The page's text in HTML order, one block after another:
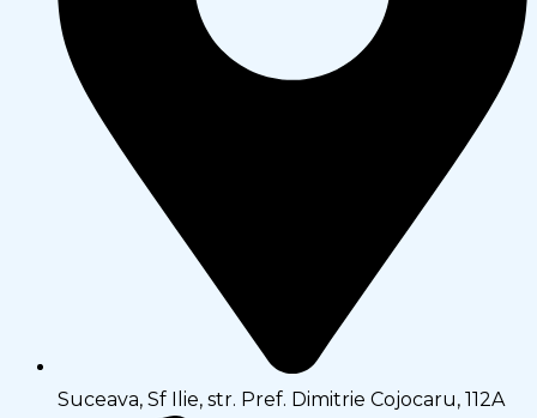
Suceava, Sf Ilie, str. Pref. Dimitrie Cojocaru, 112A